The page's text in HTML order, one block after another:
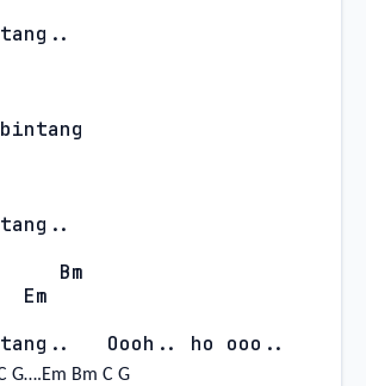
Bm
Em
Oooh.. ho ooo..
G….Em Bm C G